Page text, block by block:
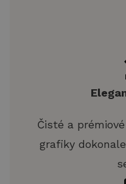
Čisté a
grafiky